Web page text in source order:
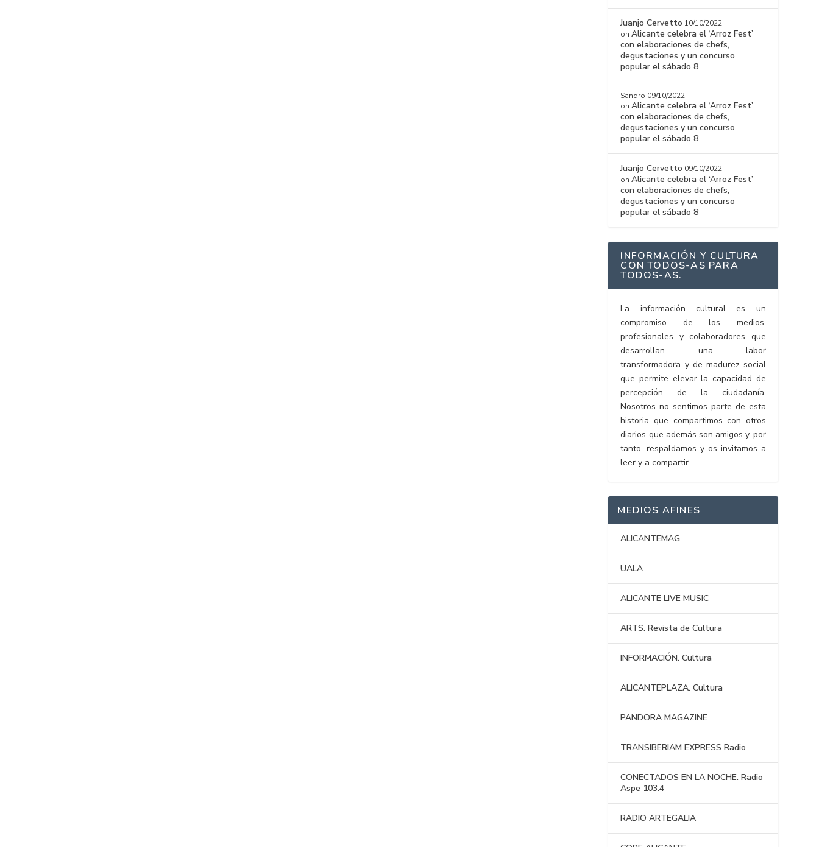
Juanjo Cervetto 10/10/2022
onAlicante celebra el ‘Arroz Fest’
con elaboraciones de chefs,
degustaciones y un concurso
popular el sábado 8
Sandro 09/10/2022
onAlicante celebra el ‘Arroz Fest’
con elaboraciones de chefs,
degustaciones y un concurso
popular el sábado 8
Juanjo Cervetto 09/10/2022
onAlicante celebra el ‘Arroz Fest’
con elaboraciones de chefs,
degustaciones y un concurso
popular el sábado 8
INFORMACIÓN Y CULTURA
CON TODOS-AS PARA
TODOS-AS.
La información cultural es un
compromiso de los medios,
profesionales y colaboradores que
desarrollan una labor
transformadora y de madurez social
que permite elevar la capacidad de
percepción de la ciudadanía.
Nosotros no sentimos parte de esta
historia que compartimos con otros
diarios que además son amigos y, por
tanto, respaldamos y os invitamos a
leer y a compartir.
MEDIOS AFINES
ALICANTEMAG
UALA
ALICANTE LIVE MUSIC
ARTS. Revista de Cultura
INFORMACIÓN. Cultura
ALICANTEPLAZA. Cultura
PANDORA MAGAZINE
TRANSIBERIAM EXPRESS Radio
CONECTADOS EN LA NOCHE. Radio
Aspe 103.4
RADIO ARTEGALIA